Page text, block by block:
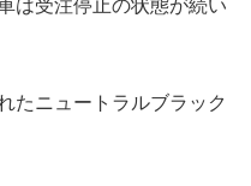
は受注停止の状態が続い
たニュートラルブラック